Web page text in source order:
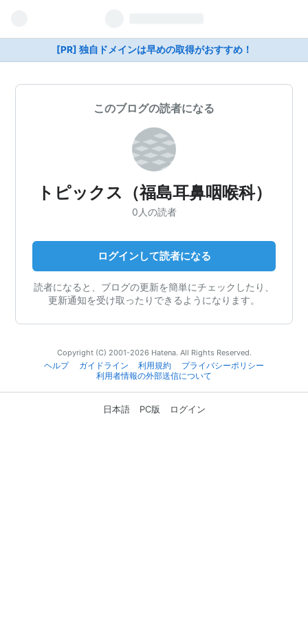
[PR] 独自ドメインは早めの取得がおすすめ！
このブログの読者になる
トピックス（福島耳鼻咽喉科）
0人の読者
ログインして読者になる
読者になると、ブログの更新を簡単にチェックしたり、
更新通知を受け取ったりできるようになります。
Copyright (C) 2001-2026 Hatena. All Rights Reserved.
ヘルプ
ガイドライン 利用規約
プライバシーポリシー
利用者情報の外部送信について
日本語 PC版 ログイン